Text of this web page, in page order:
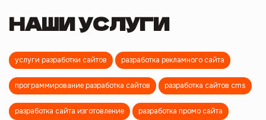
НАШИ УСЛУГИ
услуги разработки сайтов разработка рекламного сайта
программирование разработка сайтов разработка сайтов cms
разработка сайта изготовление разработка промо сайта